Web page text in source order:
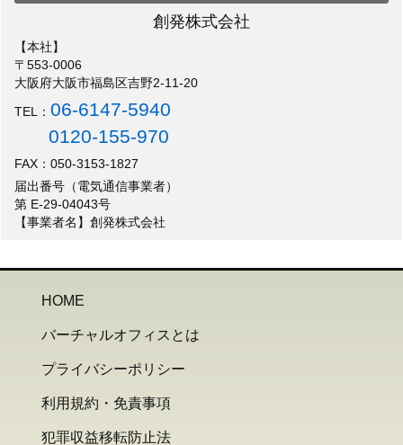
創発株式会社
【本社】
〒553-0006
大阪府大阪市福島区吉野2-11-20
TEL：06-6147-5940
0120-155-970
FAX：050-3153-1827
届出番号（電気通信事業者）
第 E-29-04043号
【事業者名】創発株式会社
HOME
バーチャルオフィスとは
プライバシーポリシー
利用規約・免責事項
犯罪収益移転防止法